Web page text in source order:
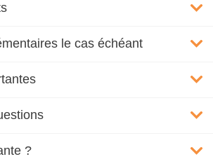
le cas échéant
?